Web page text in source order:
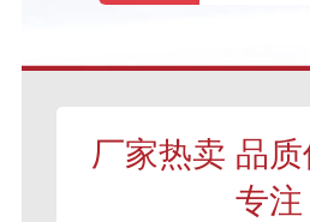
厂家热卖 品
专注